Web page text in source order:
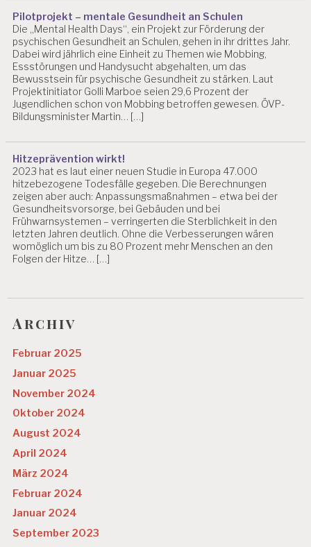
Pilotprojekt – mentale Gesundheit an Schulen
Die „Mental Health Days“, ein Projekt zur Förderung der
psychischen Gesundheit an Schulen, gehen in ihr drittes Jahr.
Dabei wird jährlich eine Einheit zu Themen wie Mobbing,
Essstörungen und Handysucht abgehalten, um das
Bewusstsein für psychische Gesundheit zu stärken. Laut
Projektinitiator Golli Marboe seien 29,6 Prozent der
Jugendlichen schon von Mobbing betroffen gewesen. ÖVP-
Bildungsminister Martin… […]
Hitzeprävention wirkt!
2023 hat es laut einer neuen Studie in Europa 47.000
hitzebezogene Todesfälle gegeben. Die Berechnungen
zeigen aber auch: Anpassungsmaßnahmen – etwa bei der
Gesundheitsvorsorge, bei Gebäuden und bei
Frühwarnsystemen – verringerten die Sterblichkeit in den
letzten Jahren deutlich. Ohne die Verbesserungen wären
womöglich um bis zu 80 Prozent mehr Menschen an den
Folgen der Hitze… […]
Archiv
Februar 2025
Januar 2025
November 2024
Oktober 2024
August 2024
April 2024
März 2024
Februar 2024
Januar 2024
September 2023